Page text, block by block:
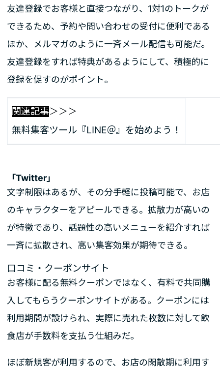
友達登録でお客様と直接つながり、1対1のトークが
できるため、予約や問い合わせの受付に便利である
ほか、メルマガのように一斉メール配信も可能だ。
友達登録をすれば特典があるようにして、積極的に
登録を促すのがポイント。
関連記事＞＞＞
無料集客ツール『LINE＠』を始めよう！
「Twitter」
文字制限はあるが、その分手軽に投稿可能で、お店
のキャラクターをアピールできる。拡散力が高いの
が特徴であり、話題性の高いメニューを紹介すれば
一斉に拡散され、高い集客効果が期待できる。
口コミ・クーポンサイト
お客様に配る無料クーポンではなく、有料で共同購
入してもらうクーポンサイトがある。クーポンには
利用期間が設けられ、実際に売れた枚数に対して飲
食店が手数料を支払う仕組みだ。
ほぼ新規客が利用するので、お店の閑散期に利用す